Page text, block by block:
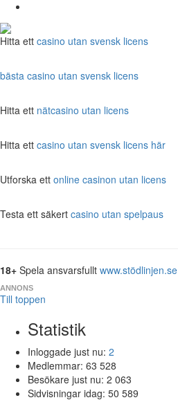
Hitta ett casino utan svensk licens
bästa casino utan svensk licens
Hitta ett nätcasino utan licens
Hitta ett casino utan svensk licens här
Utforska ett online casinon utan licens
Testa ett säkert casino utan spelpaus
18+ Spela ansvarsfullt www.stödlinjen.se
ANNONS
Till toppen
Statistik
Inloggade just nu: 2
Medlemmar: 63 528
Besökare just nu: 2 063
Sidvisningar idag: 50 589